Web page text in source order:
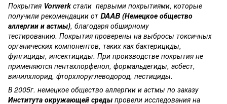
Покрытия Vorwerkстали первыми покрытиями, которые
получили рекомендации от DAAB (Немецкое общество
аллергии и астмы), благодаря обширному
тестированию. Покрытия проверены на выбросы токсичных
органических компонентов, таких как бактерициды,
фунгициды, инсектициды. При производстве покрытия не
применяются пентахлорфенол, формальдегиды, асбест,
винилхлорид, фторхлоруглеводород, пестициды.
В 2005г. немецкое общество аллергии и астмы по заказу
Института окружающей среды провели исследования на